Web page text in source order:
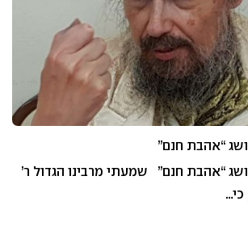
“אהבת חנם”
“אהבת חנם” שמעתי מרבינו הגדול ר’